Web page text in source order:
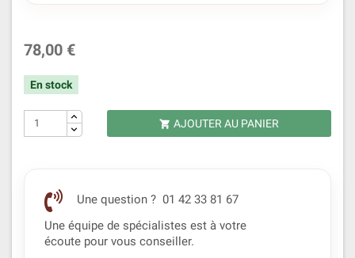
78,00 €
En stock
 AJOUTER AU PANIER
Une question ? 01 42 33 81 67
Une équipe de spécialistes est à votre
écoute pour vous conseiller.